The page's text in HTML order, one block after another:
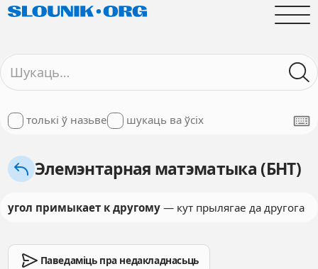
толькі ў назьве шукаць ва ўсіх
Элемэнтарная матэматыка (БНТ)
угол примыкает к другому— кут прылягае да другога
Паведаміць пра недакладнасьць